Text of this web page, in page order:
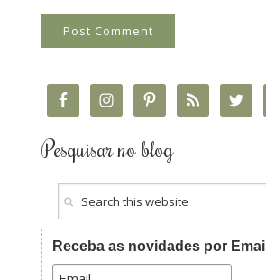
Pesquisar no blog
Receba as novidades por Email